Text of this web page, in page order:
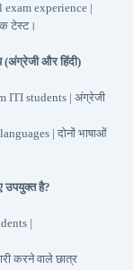
experience |
टेस्ट।
और हिंदी)
ITI students | अंग्रेजी
| दोनों भाषाओं
उपयुक्त है?
|
करने वाले छात्र